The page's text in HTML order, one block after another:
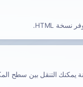
التنقل بين سطح